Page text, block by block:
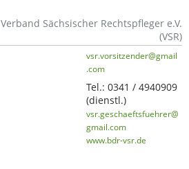
Verband Sächsischer Rechtspfleger e.V.
(VSR)
vsr.vorsitzender@gmail
.com
Tel.:0341 / 4940909
(dienstl.)
vsr.geschaeftsfuehrer@
gmail.com
www.bdr-vsr.de